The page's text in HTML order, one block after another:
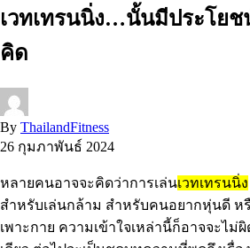
เวทเทรนนิ่ง…นั้นมีประโย
คิด
By ThailandFitness
26 กุมภาพันธ์ 2024
หลายคนอาจจะคิดว่าการเล่นเวทเทรนนิ่ง
สำหรับเล่นกล้าม สำหรับคนอยากหุ่นดี ห
เพาะกาย ความเข้าใจเหล่านี้ก็อาจจะไ